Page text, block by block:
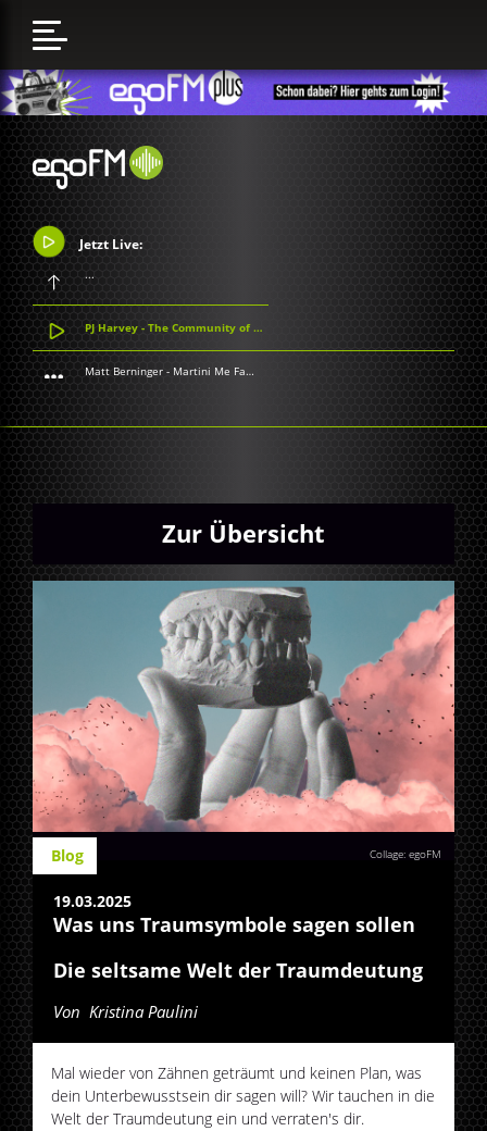
Jetzt Live:
...
PJ Harvey - The Community of Hope
Matt Berninger - Martini Me Fatso
Zur Übersicht
Collage: egoFM
Blog
19.03.2025
Was uns Traumsymbole sagen sollen
Die seltsame Welt der Traumdeutung
Von Kristina Paulini
Mal wieder von Zähnen geträumt und keinen Plan, was
dein Unterbewusstsein dir sagen will? Wir tauchen in die
Welt der Traumdeutung ein und verraten's dir.